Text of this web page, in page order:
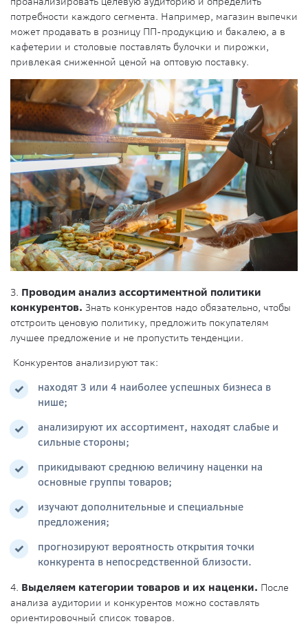
потребности каждого сегмента. Например, магазин выпечки
может продавать в розницу ПП-продукцию и бакалею, а в
кафетерии и столовые поставлять булочки и пирожки,
привлекая сниженной ценой на оптовую поставку.
3. Проводим анализ ассортиментной политики
конкурентов. Знать конкурентов надо обязательно, чтобы
отстроить ценовую политику, предложить покупателям
лучшее предложение и не пропустить тенденции.
Конкурентов анализируют так:
находят 3 или 4 наиболее успешных бизнеса в
нише;
анализируют их ассортимент, находят слабые и
сильные стороны;
прикидывают среднюю величину наценки на
основные группы товаров;
изучают дополнительные и специальные
предложения;
прогнозируют вероятность открытия точки
конкурента в непосредственной близости.
4. Выделяем категории товаров и их наценки. После
анализа аудитории и конкурентов можно составлять
ориентировочный список товаров.